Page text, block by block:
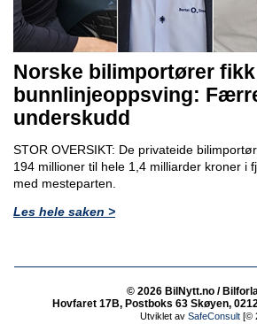
Norske bilimportører
bunnlinjeoppsving:
underskudd
STOR OVERSIKT: De privateide
194 millioner til hele 1,4 milliarder kroner i
med mesteparten.
Les hele saken >
© 2026 BilNytt.no /
Hovfaret 17B, Postboks 63 Skøyen,
Utviklet av SafeConsult[©